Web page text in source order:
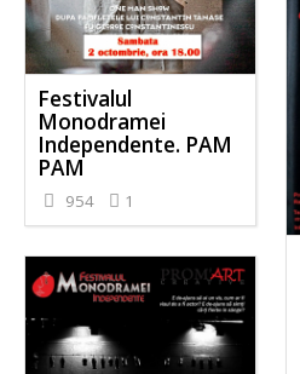
Festivalul
Monodramei
Independente. PAM
PAM
954 1